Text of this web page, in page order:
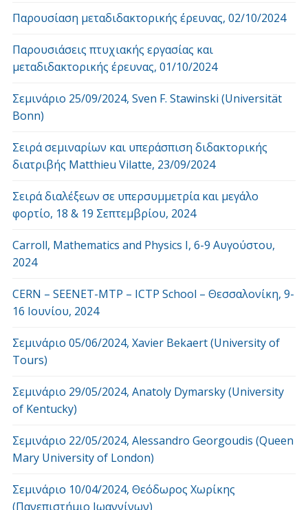
Παρουσίαση μεταδιδακτορικής έρευνας, 02/10/2024
Παρουσιάσεις πτυχιακής εργασίας και
μεταδιδακτορικής έρευνας, 01/10/2024
Σεμινάριο 25/09/2024, Sven F. Stawinski (Universität
Bonn)
Σειρά σεμιναρίων και υπεράσπιση διδακτορικής
διατριβής Matthieu Vilatte, 23/09/2024
Σειρά διαλέξεων σε υπερσυμμετρία και μεγάλο
φορτίο, 18 & 19 Σεπτεμβρίου, 2024
Carroll, Mathematics and Physics Ι, 6-9 Αυγούστου,
2024
CERN – SEENET-MTP – ICTP School – Θεσσαλονίκη, 9-
16 Ιουνίου, 2024
Σεμινάριο 05/06/2024, Xavier Bekaert (University of
Tours)
Σεμινάριο 29/05/2024, Anatoly Dymarsky (University
of Kentucky)
Σεμινάριο 22/05/2024, Alessandro Georgoudis (Queen
Mary University of London)
Σεμινάριο 10/04/2024, Θεόδωρος Χωρίκης
(Πανεπιστήμιο Ιωαννίνων)